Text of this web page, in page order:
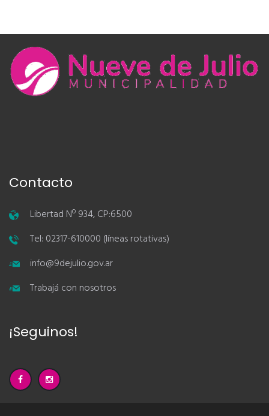
Contacto
Libertad Nº 934, CP:6500
Tel: 02317-610000 (líneas rotativas)
info@9dejulio.gov.ar
Trabajá con nosotros
¡Seguinos!